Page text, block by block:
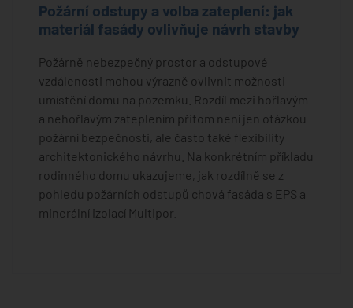
Požární odstupy a volba zateplení: jak
materiál fasády ovlivňuje návrh stavby
Požárně nebezpečný prostor a odstupové
vzdálenosti mohou výrazně ovlivnit možnosti
umístění domu na pozemku. Rozdíl mezi hořlavým
a nehořlavým zateplením přitom není jen otázkou
požární bezpečnosti, ale často také flexibility
architektonického návrhu. Na konkrétním příkladu
rodinného domu ukazujeme, jak rozdílně se z
pohledu požárních odstupů chová fasáda s EPS a
minerální izolací Multipor.